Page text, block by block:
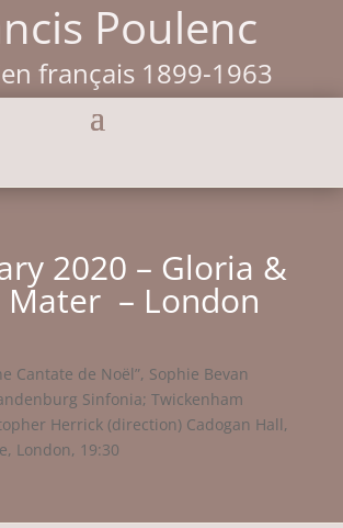
Poulenc
français 1899-1963
2020 – Gloria &
Mater – London
Cantate de Noël”, Sophie Bevan
Sinfonia; Twickenham
Herrick (direction) Cadogan Hall,
London, 19:30